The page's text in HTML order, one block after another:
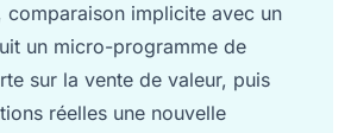
comparaison implicite avec un
un micro-programme de
sur la vente de valeur, puis
réelles une nouvelle